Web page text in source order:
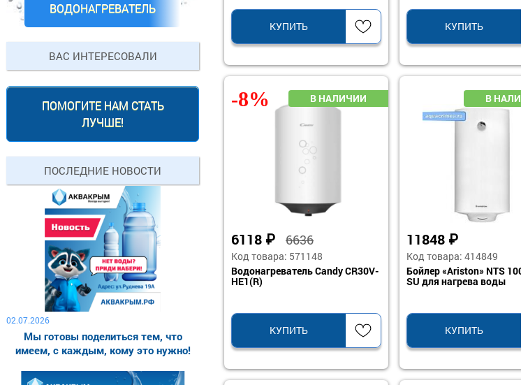
КУПИТЬ КУПИТЬ
6118 ₽ 6636
Код товара: 571148
Водонагреватель Candy CR30V-
HE1(R)
КУПИТЬ
-8%
11848 ₽
Код товара: 414849
Бойлер «Ariston» NTS
SU для нагрева воды
КУПИТЬ
ВОДОНАГРЕВАТЕЛЬ
ВАС ИНТЕРЕСОВАЛИ
ПОМОГИТЕ НАМ СТАТЬ
ЛУЧШЕ!
ПОСЛЕДНИЕ НОВОСТИ
02.07.2026
Мы готовы поделиться тем, что
имеем, с каждым, кому это нужно!